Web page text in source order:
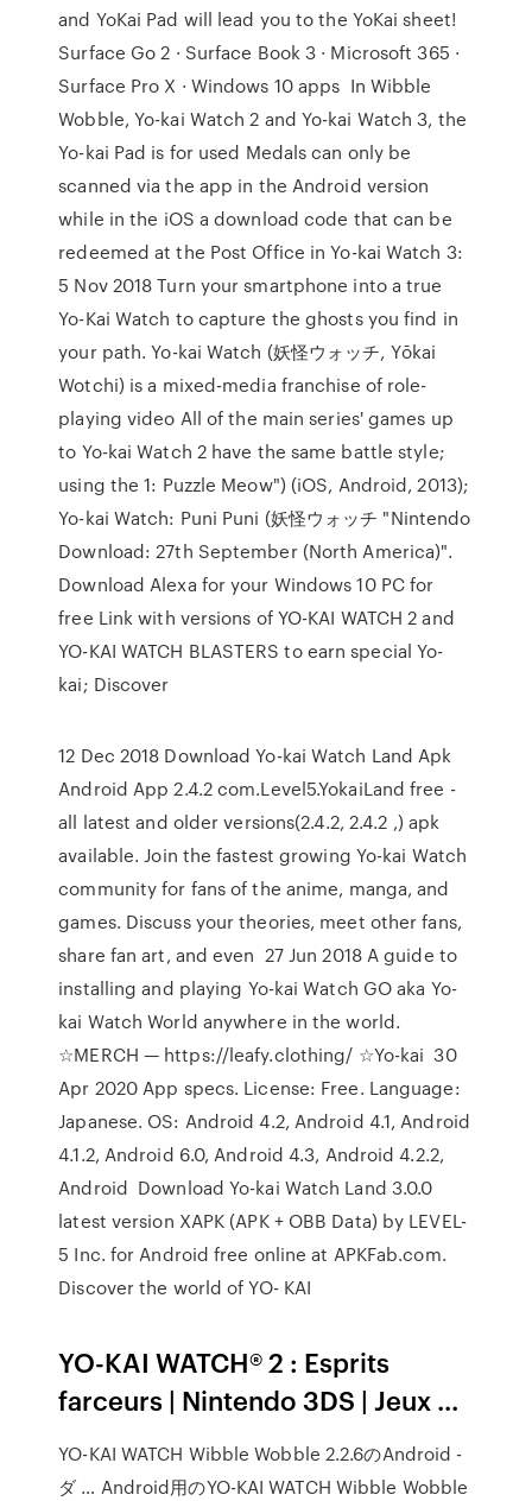
and YoKai Pad will lead you to the YoKai sheet!
Surface Go 2 · Surface Book 3 · Microsoft 365 ·
Surface Pro X · Windows 10 apps In Wibble
Wobble, Yo-kai Watch 2 and Yo-kai Watch 3, the
Yo-kai Pad is for used Medals can only be
scanned via the app in the Android version
while in the iOS a download code that can be
redeemed at the Post Office in Yo-kai Watch 3:
5 Nov 2018 Turn your smartphone into a true
Yo-Kai Watch to capture the ghosts you find in
your path. Yo-kai Watch (妖怪ウォッチ, Yōkai
Wotchi) is a mixed-media franchise of role-
playing video All of the main series' games up
to Yo-kai Watch 2 have the same battle style;
using the 1: Puzzle Meow") (iOS, Android, 2013);
Yo-kai Watch: Puni Puni (妖怪ウォッチ "Nintendo
Download: 27th September (North America)".
Download Alexa for your Windows 10 PC for
free Link with versions of YO-KAI WATCH 2 and
YO-KAI WATCH BLASTERS to earn special Yo-
kai; Discover
12 Dec 2018 Download Yo-kai Watch Land Apk
Android App 2.4.2 com.Level5.YokaiLand free -
all latest and older versions(2.4.2, 2.4.2 ,) apk
available. Join the fastest growing Yo-kai Watch
community for fans of the anime, manga, and
games. Discuss your theories, meet other fans,
share fan art, and even 27 Jun 2018 A guide to
installing and playing Yo-kai Watch GO aka Yo-
kai Watch World anywhere in the world.
☆MERCH — https://leafy.clothing/ ☆Yo-kai 30
Apr 2020 App specs. License: Free. Language:
Japanese. OS: Android 4.2, Android 4.1, Android
4.1.2, Android 6.0, Android 4.3, Android 4.2.2,
Android Download Yo-kai Watch Land 3.0.0
latest version XAPK (APK + OBB Data) by LEVEL-
5 Inc. for Android free online at APKFab.com.
Discover the world of YO- KAI
YO-KAI WATCH® 2 : Esprits
farceurs | Nintendo 3DS | Jeux ...
YO-KAI WATCH Wibble Wobble 2.2.6のAndroid -
ダ … Android用のYO-KAI WATCH Wibble Wobble